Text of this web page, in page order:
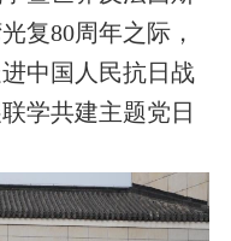
复80周年之际，
中国人民抗日战
学共建主题党日